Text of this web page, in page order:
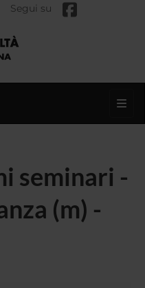
Segui su
seminari -
(m) -